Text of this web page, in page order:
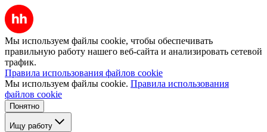
Мы используем файлы cookie, чтобы обеспечивать
правильную работу нашего веб-сайта и анализировать сетевой
трафик.
Правила использования файлов cookie
Мы используем файлы cookie. Правила использования
файлов cookie
Понятно
Ищу работу